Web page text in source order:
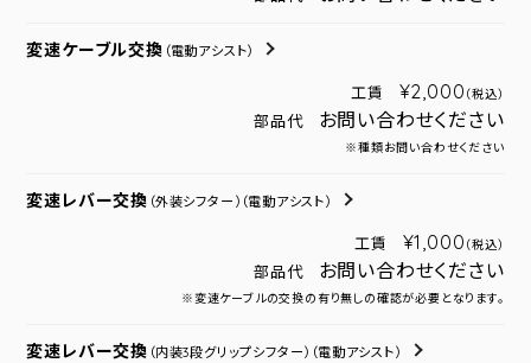
変速ケーブル交換 （電動アシスト）
工賃 ¥2,000 （税込）
部品代 お問い合わせください
※種類お問い合わせください
変速レバー交換 （外装シフター） （電動アシスト）
工賃 ¥1,000 （税込）
部品代 お問い合わせください
※変速ケーブルの交換の有り無しの確認が必要となります。
変速レバー交換 （内装3段グリップシフター） （電動アシスト）